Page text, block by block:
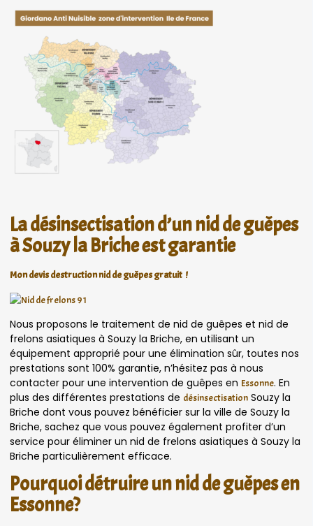
La désinsectisation d’un nid de guêpes
à Souzy la Briche est garantie
Mon devis destruction nid de guêpes gratuit !
Nous proposons le traitement de nid de guêpes et nid de
frelons asiatiques à Souzy la Briche, en utilisant un
équipement approprié pour une élimination sûr, toutes nos
prestations sont 100% garantie, n’hésitez pas à nous
contacter pour une intervention de guêpes en Essonne. En
plus des différentes prestations de désinsectisation Souzy la
Briche dont vous pouvez bénéficier sur la ville de Souzy la
Briche, sachez que vous pouvez également profiter d’un
service pour éliminer un nid de frelons asiatiques à Souzy la
Briche particulièrement efficace.
Pourquoi détruire un nid de guêpes en
Essonne?